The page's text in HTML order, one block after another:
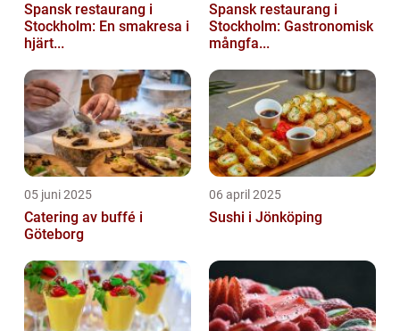
Spansk restaurang i
Stockholm: En smakresa i
hjärt...
Spansk restaurang i
Stockholm: Gastronomisk
mångfa...
05 juni 2025
Catering av buffé i
Göteborg
06 april 2025
Sushi i Jönköping